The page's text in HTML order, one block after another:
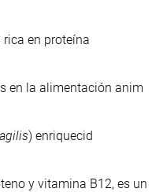
en proteína
en la alimentación anim
) enriquecid
y vitamina B12, es un